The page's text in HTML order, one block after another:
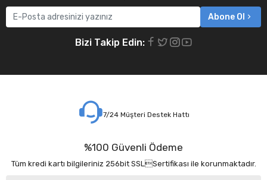
Abone Ol
Bizi Takip Edin:
7/24 Müşteri Destek Hattı
%100 Güvenli Ödeme
Tüm kredi kartı bilgileriniz 256bit SSLSertifikası ile korunmaktadır.